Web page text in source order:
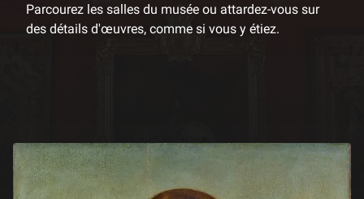
Parcourez les salles du musée ou attardez-vous sur
des détails d'œuvres, comme si vous y étiez.
Les épisodes